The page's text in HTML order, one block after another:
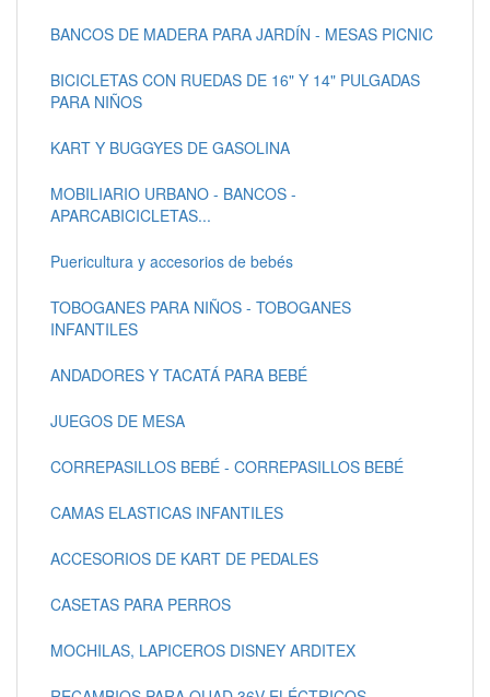
BANCOS DE MADERA PARA JARDÍN - MESAS PICNIC
BICICLETAS CON RUEDAS DE 16" Y 14" PULGADAS
PARA NIÑOS
KART Y BUGGYES DE GASOLINA
MOBILIARIO URBANO - BANCOS -
APARCABICICLETAS...
Puericultura y accesorios de bebés
TOBOGANES PARA NIÑOS - TOBOGANES
INFANTILES
ANDADORES Y TACATÁ PARA BEBÉ
JUEGOS DE MESA
CORREPASILLOS BEBÉ - CORREPASILLOS BEBÉ
CAMAS ELASTICAS INFANTILES
ACCESORIOS DE KART DE PEDALES
CASETAS PARA PERROS
MOCHILAS, LAPICEROS DISNEY ARDITEX